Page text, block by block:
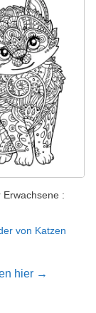
Erwachsene :
von Katzen
hier →